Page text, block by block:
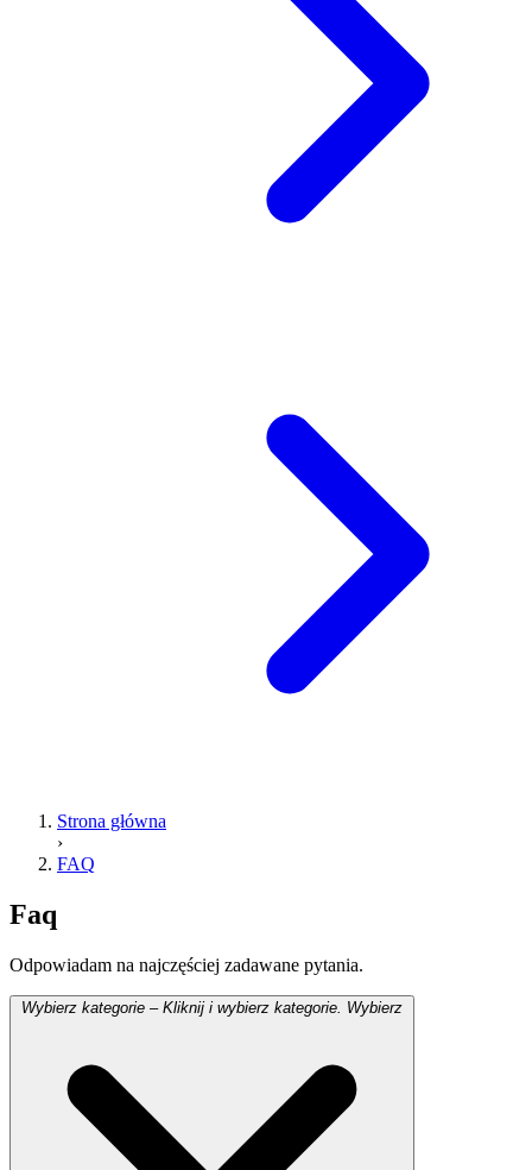
Strona główna
›
FAQ
Faq
Odpowiadam na najczęściej zadawane pytania.
Wybierz kategorie – Kliknij i wybierz kategorie. Wybierz